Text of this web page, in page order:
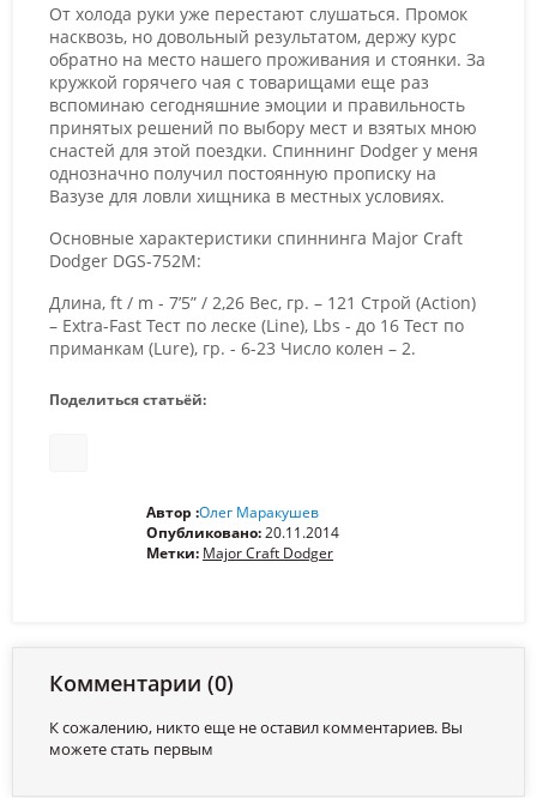
От холода руки уже перестают слушаться. Промок
насквозь, но довольный результатом, держу курс
обратно на место нашего проживания и стоянки. За
кружкой горячего чая с товарищами еще раз
вспоминаю сегодняшние эмоции и правильность
принятых решений по выбору мест и взятых мною
снастей для этой поездки. Спиннинг Dodger у меня
однозначно получил постоянную прописку на
Вазузе для ловли хищника в местных условиях.
Основные характеристики спиннинга Major Craft
Dodger DGS-752M:
Длина, ft / m - 7’5” / 2,26 Вес, гр. – 121 Строй (Action)
– Extra-Fast Тест по леске (Line), Lbs - до 16 Тест по
приманкам (Lure), гр. - 6-23 Число колен – 2.
Поделиться статьёй:
Автор :Олег Маракушев
Опубликовано:20.11.2014
Метки: Major Craft Dodger
Комментарии (0)
К сожалению, никто еще не оставил комментариев. Вы
можете стать первым